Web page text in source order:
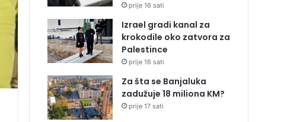
prije 16 sati
Izrael gradi kanal za
krokodile oko zatvora za
Palestince
prije 16 sati
Za šta se Banjaluka
zadužuje 18 miliona KM?
prije 17 sati